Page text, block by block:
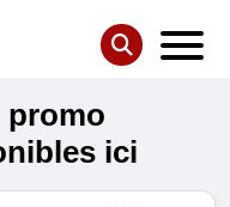
promo
ici